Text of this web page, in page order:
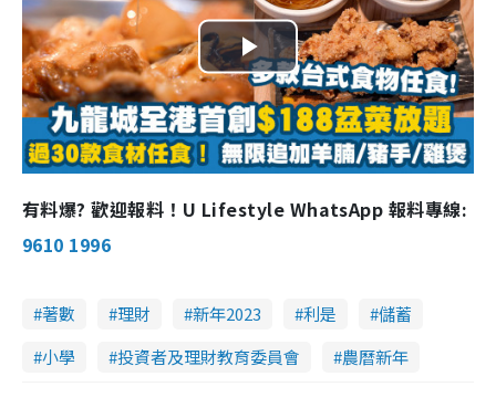
P
l
a
y
i
d
有料爆? 歡迎報料！U Lifestyle WhatsApp 報料專線:
9610 1996
著數 理財 新年2023 利是
儲蓄
小學
投資者及理財教育委員會 農曆新年